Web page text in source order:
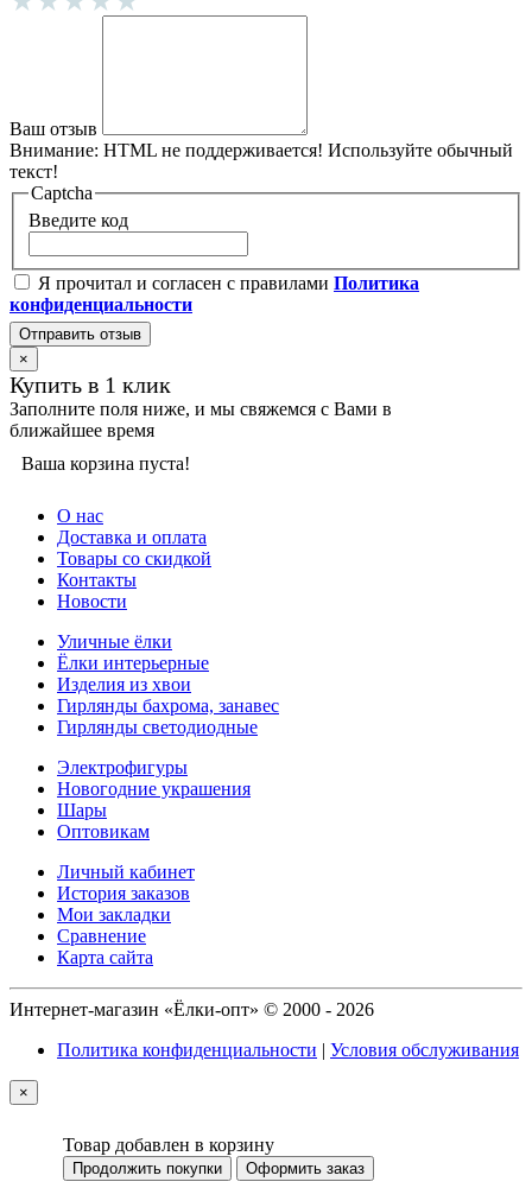
Ваш отзыв
Внимание: HTML не поддерживается! Используйте обычный
текст!
Captcha
Введите код
Я прочитал и согласен с правилами Политика
конфиденциальности
Отправить отзыв
×
Купить в 1 клик
Заполните поля ниже, и мы свяжемся с Вами в
ближайшее время
Ваша корзина пуста!
О нас
Доставка и оплата
Товары со скидкой
Контакты
Новости
Уличные ёлки
Ёлки интерьерные
Изделия из хвои
Гирлянды бахрома, занавес
Гирлянды светодиодные
Электрофигуры
Новогодние украшения
Шары
Оптовикам
Личный кабинет
История заказов
Мои закладки
Сравнение
Карта сайта
Интернет-магазин «Ёлки-опт» © 2000 - 2026
Политика конфиденциальности | Условия обслуживания
×
Товар добавлен в корзину
Продолжить покупки Оформить заказ